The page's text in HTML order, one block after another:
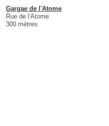
Gargae de l'Atome
Rue de l'Atome
300 mètres